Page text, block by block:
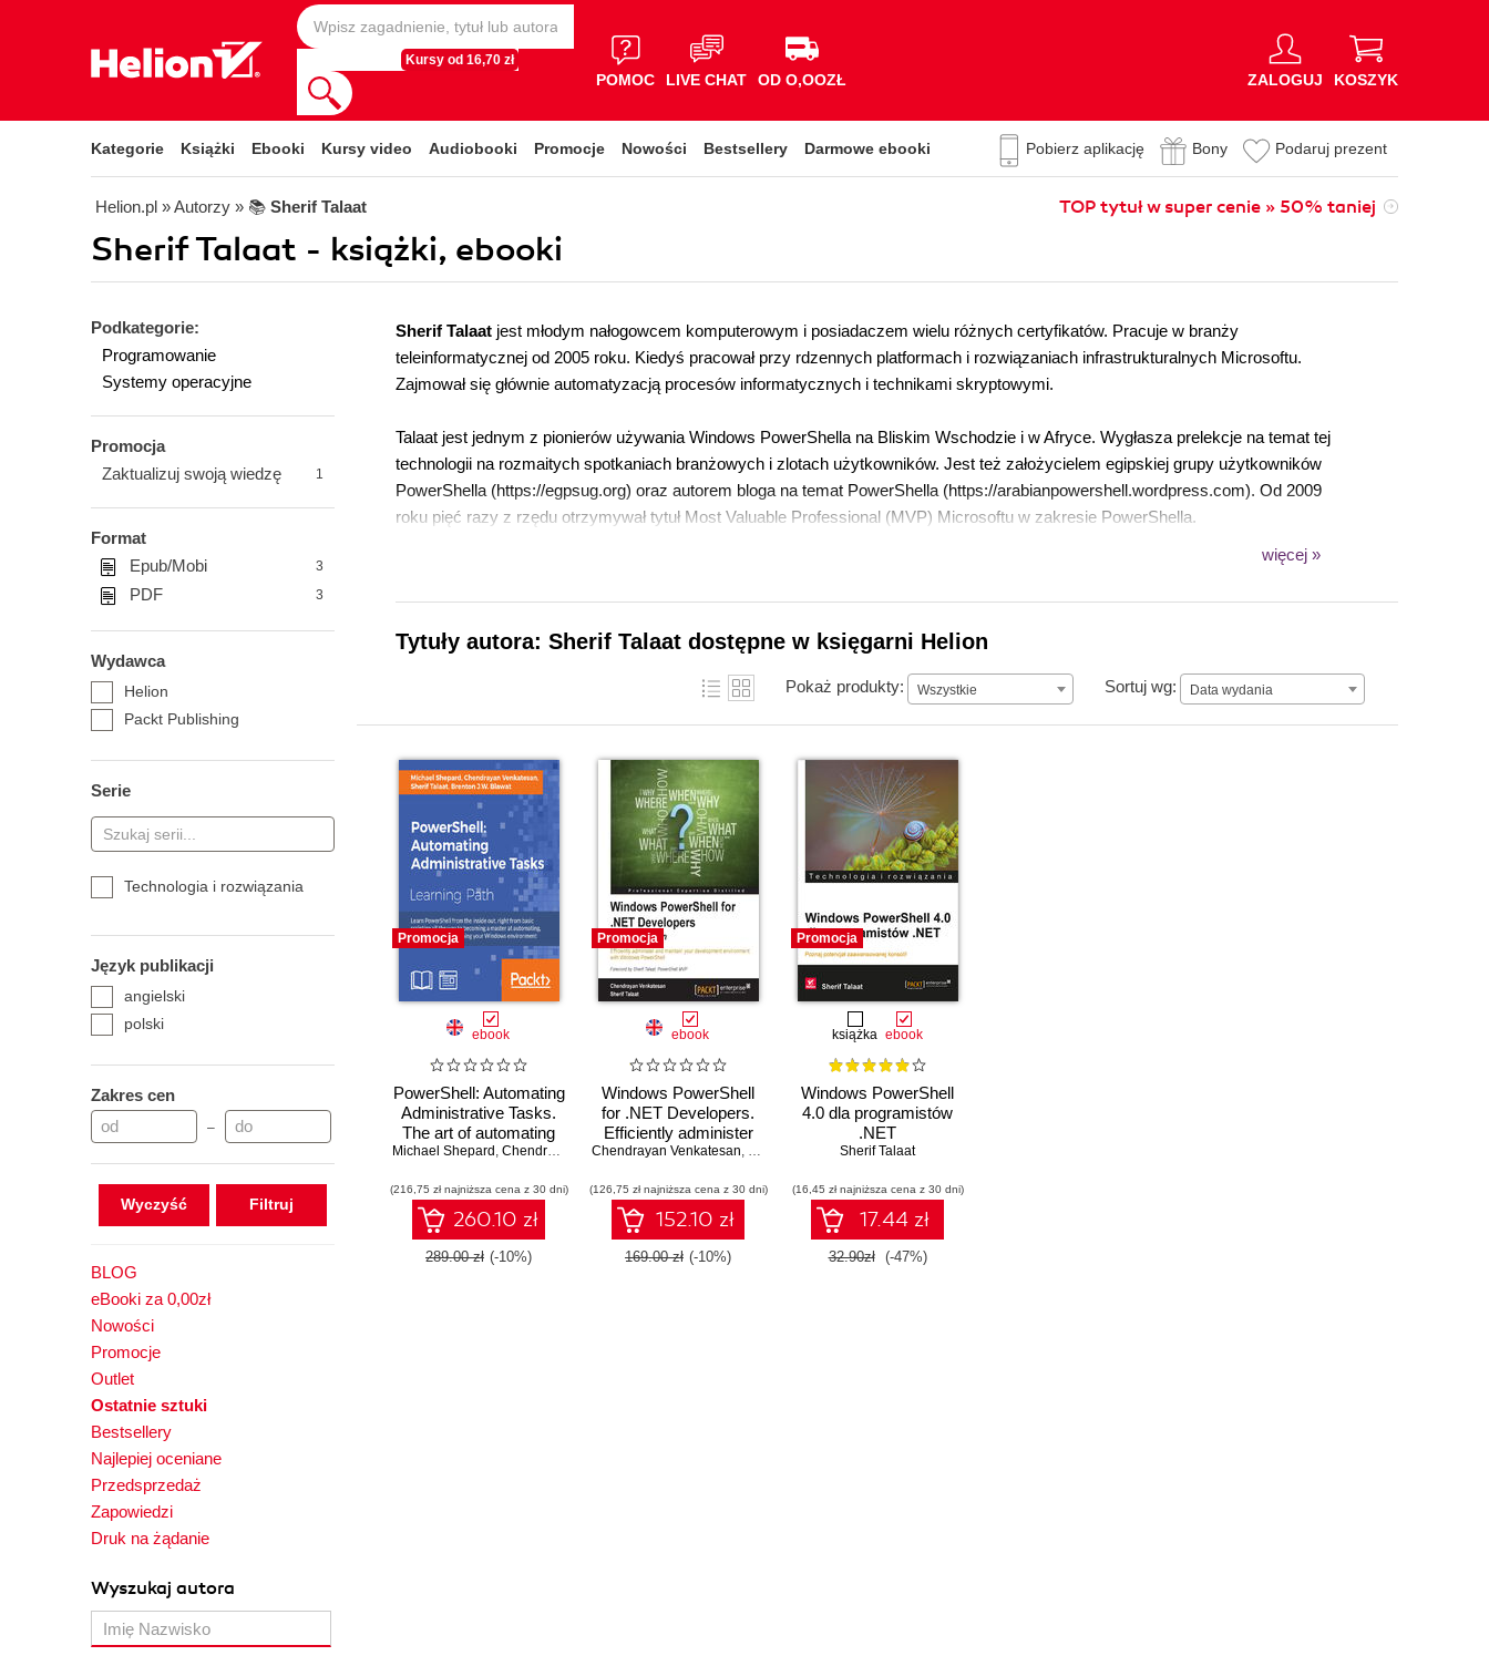
Kursy od 16,70 zł
POMOC LIVE CHAT OD O,OOZŁ ZALOGUJ KOSZYK
Kategorie Książki Ebooki Kursy video Audiobooki Promocje Nowości Bestsellery Darmowe ebooki Pobierz aplikację Bony Podaruj prezent
Helion.pl » Autorzy » 📚 Sherif Talaat TOP tytuł w super cenie » 50% taniej
Sherif Talaat - książki, ebooki
Podkategorie:
Programowanie
Systemy operacyjne
Promocja
Zaktualizuj swoją wiedzę
1
Format
Epub/Mobi
3
PDF 3
Wydawca
Helion
Packt Publishing
Serie
Technologia i rozwiązania
Język publikacji
angielski
polski
Zakres cen
–
Wyczyść
BLOG
eBooki za 0,00zł
Nowości
Promocje
Outlet
Ostatnie sztuki
Bestsellery
Najlepiej oceniane
Przedsprzedaż
Zapowiedzi
Druk na żądanie
Wyszukaj autora
Sherif Talaat jest młodym nałogowcem komputerowym i posiadaczem wielu różnych certyfikatów. Pracuje w branży
teleinformatycznej od 2005 roku. Kiedyś pracował przy rdzennych platformach i rozwiązaniach infrastrukturalnych Microsoftu.
Zajmował się głównie automatyzacją procesów informatycznych i technikami skryptowymi.
Talaat jest jednym z pionierów używania Windows PowerShella na Bliskim Wschodzie i w Afryce. Wygłasza prelekcje na temat tej
technologii na rozmaitych spotkaniach branżowych i zlotach użytkowników. Jest też założycielem egipskiej grupy użytkowników
PowerShella (https://egpsug.org) oraz autorem bloga na temat PowerShella (https://arabianpowershell.wordpress.com). Od 2009
roku pięć razy z rzędu otrzymywał tytuł Most Valuable Professional (MVP) Microsoftu w zakresie PowerShella.
więcej »
Tytuły autora: Sherif Talaat dostępne w księgarni Helion
Pokaż produkty: Wszystkie Sortuj wg: Data wydania
Data wydania
Promocja
ebook
PowerShell: Automating
Administrative Tasks.
The art of automating
and managing Windows
Michael Shepard , Chendrayan Venkatesan ,Sherif Talaat,Brenton J.W. Blawat
(216,75 zł najniższa cena z 30 dni)
260.10 zł
289.00 zł (-10%)
Promocja
ebook
Windows PowerShell
for .NET Developers.
Efficiently administer
and maintain your
environment with
Windows PowerShell -
Second Edition
Chendrayan Venkatesan, Sherif Talaat
(126,75 zł najniższa cena z 30 dni)
152.10 zł
169.00 zł (-10%)
Promocja
książka ebook
Windows PowerShell
4.0 dla programistów
.NET
Sherif Talaat
(16,45 zł najniższa cena z 30 dni)
17.44 zł
32.90zł (-47%)